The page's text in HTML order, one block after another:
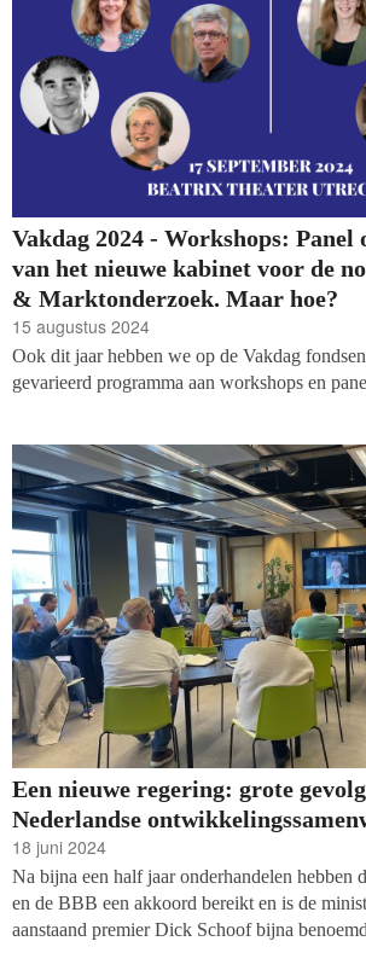
Vakdag 2024 - Workshops: Panel
van het nieuwe kabinet voor de
& Marktonderzoek. Maar hoe?
15 augustus 2024
Ook dit jaar hebben we op de Vakdag
gevarieerd programma aan workshops en
Een nieuwe regering: grote
Nederlandse
18 juni 2024
Na bijna een half jaar onderhandelen
en de BBB een akkoord bereikt en is de
aanstaand premier Dick Schoof bijna